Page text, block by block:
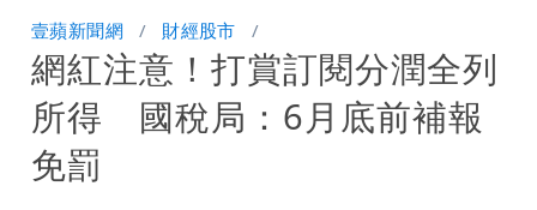
署：本島陸警機率低
男童躍下2.6米高台摔斷腳後跟 妹妹揭
原因「模仿超人力霸王」
買BNT遭詐10億元 王尚智疑「慈濟決
策高層牽涉其中」才不提告
壹蘋新聞網 財經股市
網紅注意！打賞訂閱分潤全列
所得 國稅局：6月底前補報
免罰